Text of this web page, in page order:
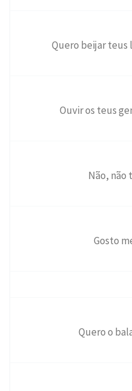
Quero beijar teus
Ouvir os teus
Não, não
Gosto
Quero o